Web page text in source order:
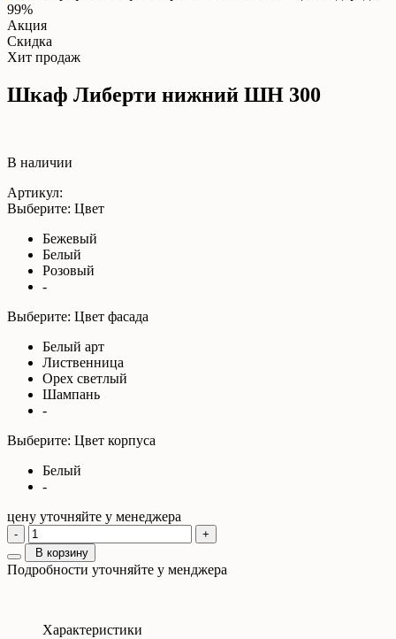
99%
Акция
Скидка
Хит продаж
Шкаф Либерти нижний ШН 300
В наличии
Артикул:
Выберите: Цвет
Бежевый
Белый
Розовый
-
Выберите: Цвет фасада
Белый арт
Лиственница
Орех светлый
Шампань
-
Выберите: Цвет корпуса
Белый
-
цену уточняйте у менеджера
-
+
В корзину
Подробности уточняйте у менджера
Характеристики